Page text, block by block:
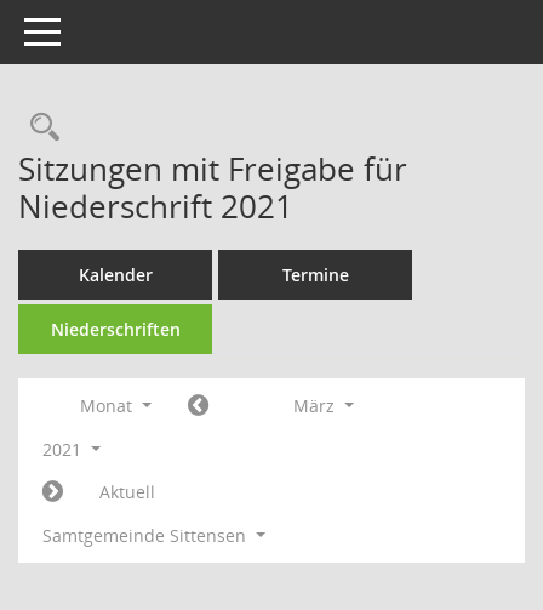
Toggle navigation
Rechercheauswahl
Sitzungen mit Freigabe für
Niederschrift 2021
Kalender Termine
Niederschriften
Monat
März
2021
Aktuell
Samtgemeinde Sittensen